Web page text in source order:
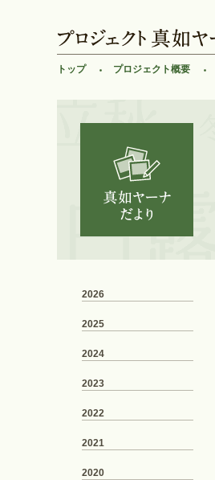
トップ プロジェクト概要
2026
2025
2024
2023
2022
2021
2020